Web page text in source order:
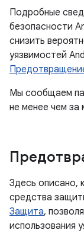
Подробные
безопасности
снизить
уязвимостей
Мы сообщаем
не менее чем за
Здесь описано,
средства
Защита,
использования